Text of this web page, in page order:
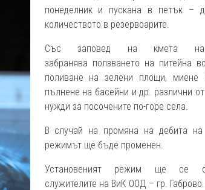
понеделник и пускана в петък –
количеството в резервоарите.
Със заповед на кмета
забранява ползването на питейна
поливане на зелени площи,
пълнене на басейни и др. различни
нужди за посочените по-горе села.
В случай на промяна на дебита на
режимът ще бъде променен.
Установеният режим ще се
служителите на ВиК ООД – гр. Габрово.